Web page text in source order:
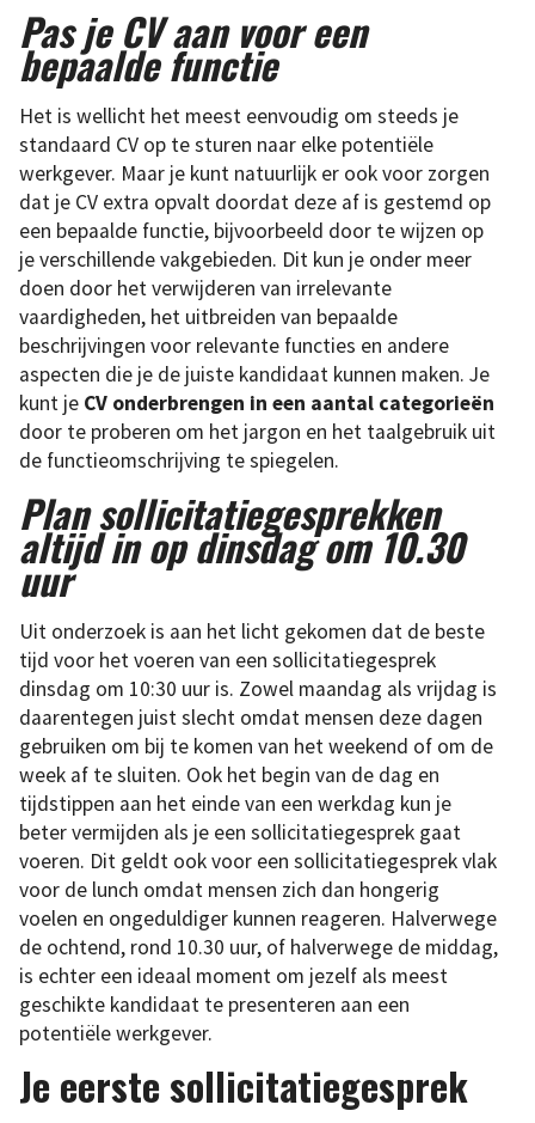
Pas je CV aan voor een
bepaalde functie
Het is wellicht het meest eenvoudig om steeds je
standaard CV op te sturen naar elke potentiële
werkgever. Maar je kunt natuurlijk er ook voor zorgen
dat je CV extra opvalt doordat deze af is gestemd op
een bepaalde functie, bijvoorbeeld door te wijzen op
je verschillende vakgebieden. Dit kun je onder meer
doen door het verwijderen van irrelevante
vaardigheden, het uitbreiden van bepaalde
beschrijvingen voor relevante functies en andere
aspecten die je de juiste kandidaat kunnen maken. Je
kunt je CV onderbrengen in een aantal categorieën
door te proberen om het jargon en het taalgebruik uit
de functieomschrijving te spiegelen.
Plan sollicitatiegesprekken
altijd in op dinsdag om 10.30
uur
Uit onderzoek is aan het licht gekomen dat de beste
tijd voor het voeren van een sollicitatiegesprek
dinsdag om 10:30 uur is. Zowel maandag als vrijdag is
daarentegen juist slecht omdat mensen deze dagen
gebruiken om bij te komen van het weekend of om de
week af te sluiten. Ook het begin van de dag en
tijdstippen aan het einde van een werkdag kun je
beter vermijden als je een sollicitatiegesprek gaat
voeren. Dit geldt ook voor een sollicitatiegesprek vlak
voor de lunch omdat mensen zich dan hongerig
voelen en ongeduldiger kunnen reageren. Halverwege
de ochtend, rond 10.30 uur, of halverwege de middag,
is echter een ideaal moment om jezelf als meest
geschikte kandidaat te presenteren aan een
potentiële werkgever.
Je eerste sollicitatiegesprek